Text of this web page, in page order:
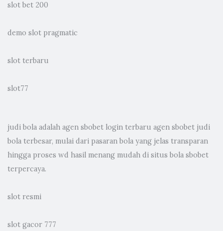
slot bet 200
demo slot pragmatic
slot terbaru
slot77
judi bola adalah agen sbobet login terbaru agen sbobet judi
bola terbesar, mulai dari pasaran bola yang jelas transparan
hingga proses wd hasil menang mudah di situs bola sbobet
terpercaya.
slot resmi
slot gacor 777